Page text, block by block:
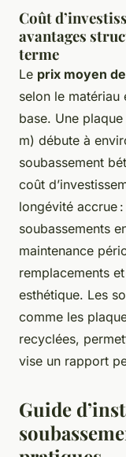
Coût
avantages
terme
Le prix moyen
selon le matériau
base. Une
m) débute à
soubassement
coût
longévité accrue
soubassements
maintenance
remplacements
esthétique. Les
comme les
recyclées,
vise un rapport
Guide